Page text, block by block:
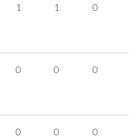
1 1 0
0 0 0
0 0 0